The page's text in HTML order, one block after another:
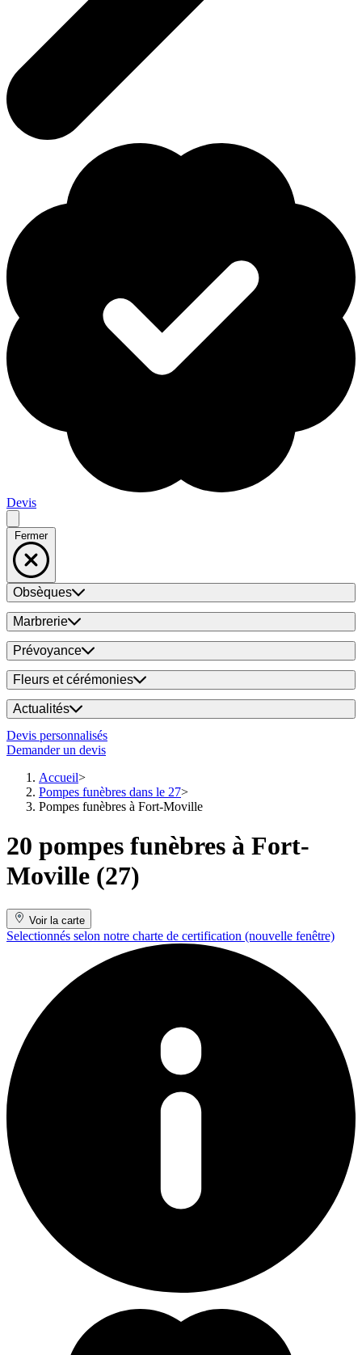
Devis
Fermer
Obsèques
Marbrerie
Prévoyance
Fleurs et cérémonies
Actualités
Devis personnalisés
Demander un devis
Accueil
Pompes funèbres dans le 27
Pompes funèbres à Fort-Moville
20 pompes funèbres à Fort-
Moville (27)
Voir la carte
Selectionnés selon notre charte de certification (nouvelle fenêtre)